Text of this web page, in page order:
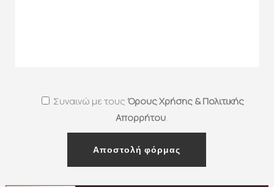
Συναινώ με τουςΌρους Χρήσης & Πολιτικής
Απορρήτου.